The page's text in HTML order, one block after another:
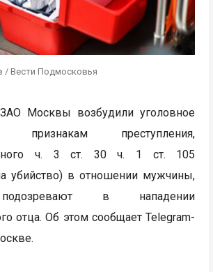
/ Вести Подмосковья
Москвы возбудили уголовное
преступления,
ч. 3 ст. 30 ч. 1 ст. 105
убийство) в отношении мужчины,
в нападении
отца. Об этом сообщает Telegram-